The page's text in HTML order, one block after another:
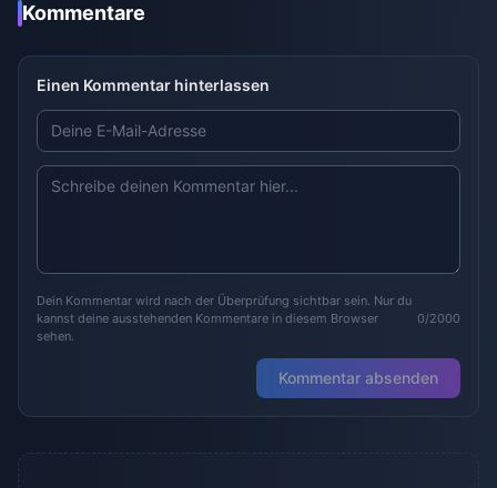
Kommentare
Einen Kommentar hinterlassen
Dein Kommentar wird nach der Überprüfung sichtbar sein. Nur du
kannst deine ausstehenden Kommentare in diesem Browser
sehen.
0/2000
Kommentar absenden